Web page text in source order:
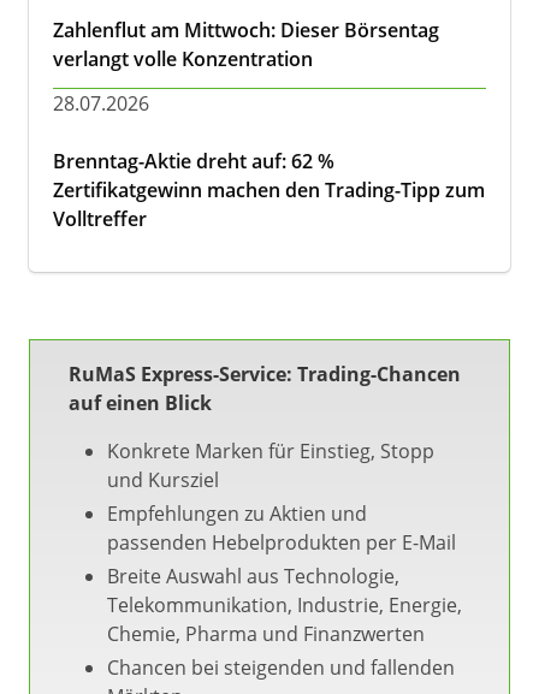
Zahlenflut am Mittwoch: Dieser Börsentag
verlangt volle Konzentration
28.07.2026
Brenntag-Aktie dreht auf: 62 %
Zertifikatgewinn machen den Trading-Tipp zum
Volltreffer
RuMaS Express-Service: Trading-Chancen
auf einen Blick
Konkrete Marken für Einstieg, Stopp
und Kursziel
Empfehlungen zu Aktien und
passenden Hebelprodukten per E-Mail
Breite Auswahl aus Technologie,
Telekommunikation, Industrie, Energie,
Chemie, Pharma und Finanzwerten
Chancen bei steigenden und fallenden